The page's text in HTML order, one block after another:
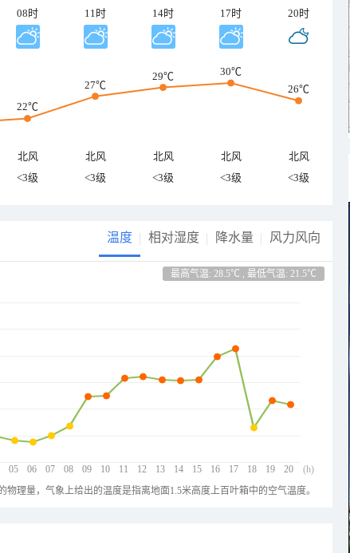
08时 11时 14时 17时 20时
22℃
27℃
29℃
30℃
26℃
北风 北风 北风 北风
北风
<3级 <3级 <3级 <3级 <3级
温度 相对湿度 降水量 风力风向
最高气温: 28.5℃ , 最低气温: 21.5℃
05 06 07 08 09 10 11 12 13 14 15 16 17 18 19 20 (h)
物理量，气象上给出的温度是指离地面1.5米高度上百叶箱中的空气温度。